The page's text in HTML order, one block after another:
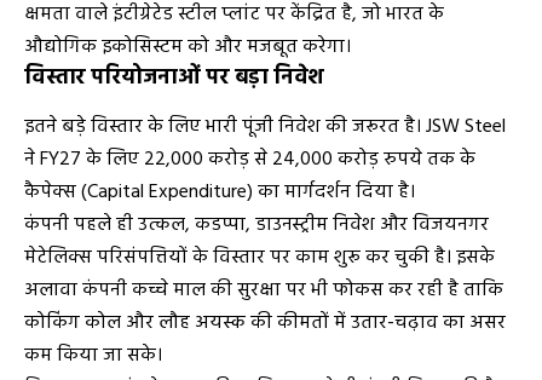
क्षमता वाले इंटीग्रेटेड स्टील प्लांट पर केंद्रित है, जो भारत के
औद्योगिक इकोसिस्टम को और मजबूत करेगा।
विस्तार परियोजनाओं पर बड़ा निवेश
इतने बड़े विस्तार के लिए भारी पूंजी निवेश की जरूरत है। JSW Steel
ने FY27 के लिए 22,000 करोड़ से 24,000 करोड़ रुपये तक के
कैपेक्स (Capital Expenditure) का मार्गदर्शन दिया है।
कंपनी पहले ही उत्कल, कडप्पा, डाउनस्ट्रीम निवेश और विजयनगर
मेटेलिक्स परिसंपत्तियों के विस्तार पर काम शुरू कर चुकी है। इसके
अलावा कंपनी कच्चे माल की सुरक्षा पर भी फोकस कर रही है ताकि
कोकिंग कोल और लौह अयस्क की कीमतों में उतार-चढ़ाव का असर
कम किया जा सके।